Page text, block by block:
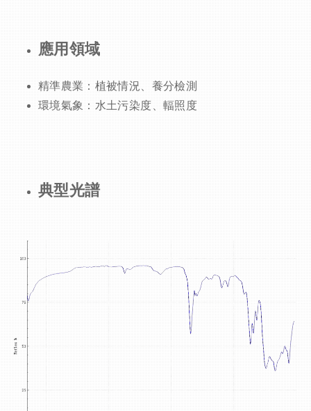
應用領域
精準農業：植被情況、養分檢測
環境氣象：水土污染度、輻照度
典型光譜